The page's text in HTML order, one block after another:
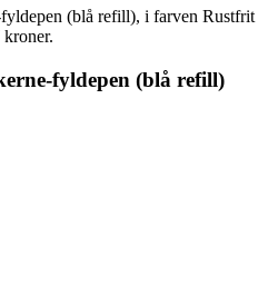
fyldepen (blå refill)